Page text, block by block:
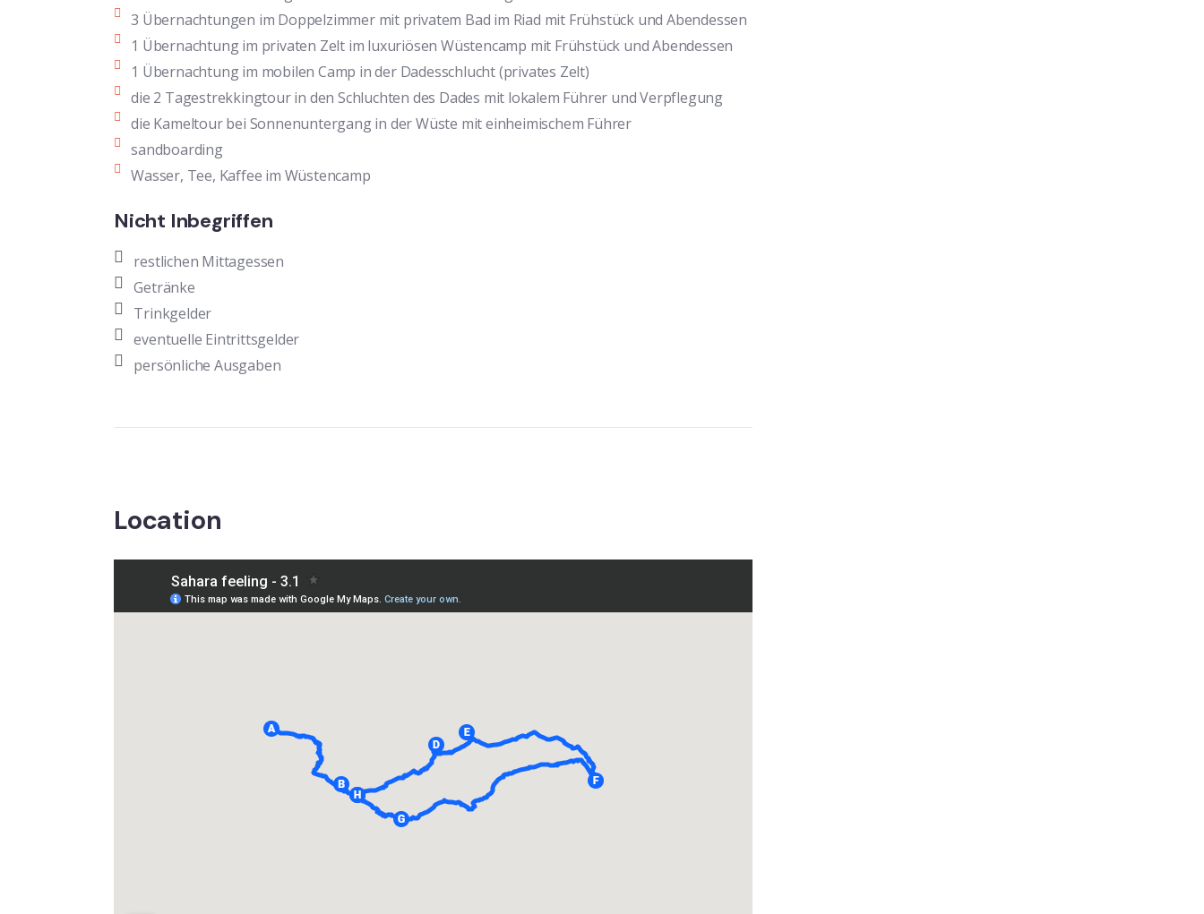
3 Übernachtungen im Doppelzimmer mit privatem Bad im Riad mit Frühstück und Abendessen
1 Übernachtung im privaten Zelt im luxuriösen Wüstencamp mit Frühstück und Abendessen
1 Übernachtung im mobilen Camp in der Dadesschlucht (privates Zelt)
die 2 Tagestrekkingtour in den Schluchten des Dades mit lokalem Führer und Verpflegung
die Kameltour bei Sonnenuntergang in der Wüste mit einheimischem Führer
sandboarding
Wasser, Tee, Kaffee im Wüstencamp
Nicht Inbegriffen
restlichen Mittagessen
Getränke
Trinkgelder
eventuelle Eintrittsgelder
persönliche Ausgaben
Location